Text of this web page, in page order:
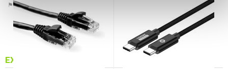
⚑ Fout melden
EXTRA INFORMATIE